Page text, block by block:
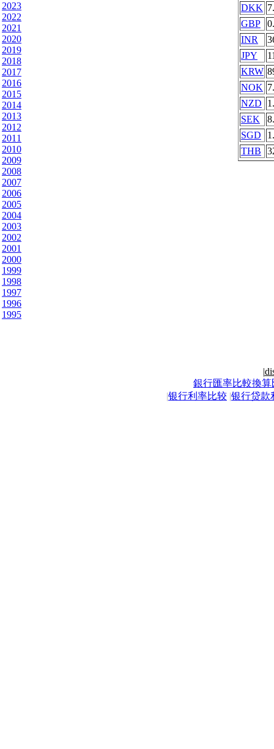
2023
2022
2021
2020
2019
2018
2017
2016
2015
2014
2013
2012
2011
2010
2009
2008
2007
2006
2005
2004
2003
2002
2001
2000
1999
1998
1997
1996
1995
DKK
GBP
INR
JPY
KRW
NOK
NZD
SEK
SGD
THB
|
銀行匯率比較換算
|银行利率比较 |银行贷款